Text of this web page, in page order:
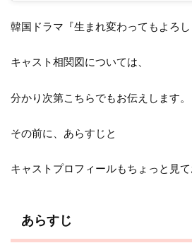
韓国ドラマ『生まれ変わってもよろ
キャスト相関図については、
分かり次第こちらでもお伝えします。
その前に、あらすじと
キャストプロフィールもちょっと見て
あらすじ